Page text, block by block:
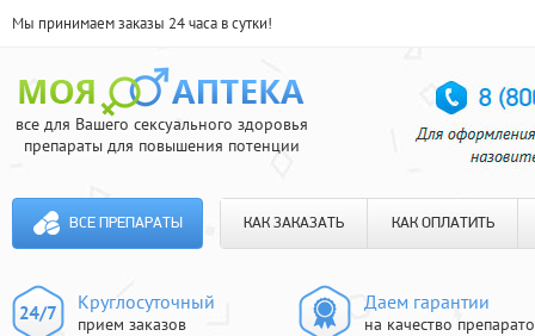
Мы принимаем заказы 24 часа в сутки!
все для Вашего сексуального здоровья
препараты для повышения потенции
ВСЕ ПРЕПАРАТЫ КАК ЗАКАЗАТЬ КАК ОПЛАТИТЬ
Круглосуточный
прием заказов
Даем гарантии
на качество